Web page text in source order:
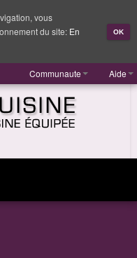
Communaute Aide
vous
du site: En
OK